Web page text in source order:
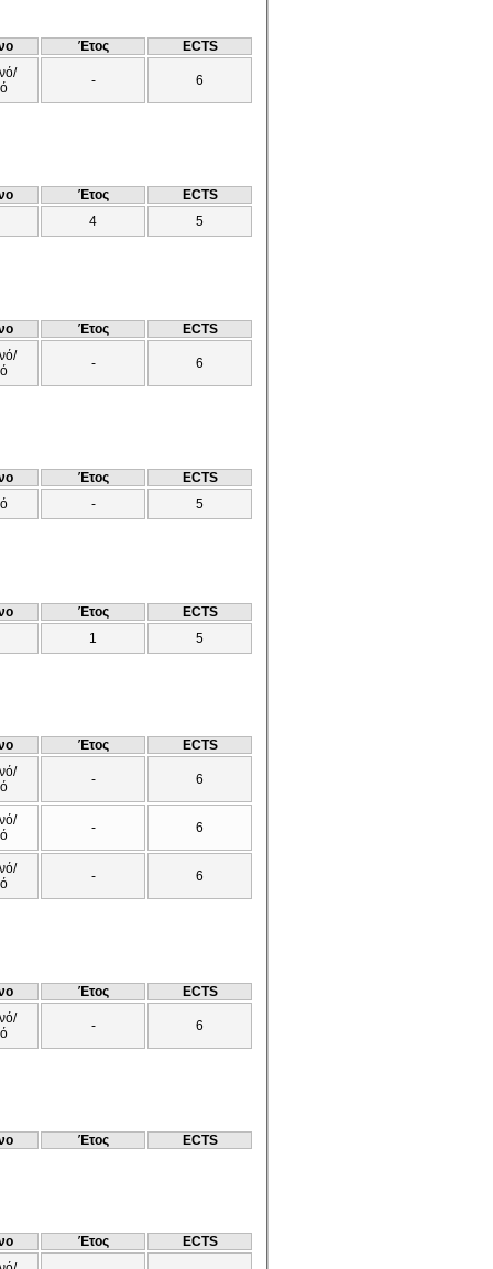
Έτος ECTS
- 6
Έτος
ECTS
4 5
Έτος ECTS
- 6
Έτος
ECTS
- 5
Έτος
ECTS
1 5
Έτος ECTS
- 6
- 6
- 6
Έτος ECTS
- 6
Έτος ECTS
Έτος ECTS